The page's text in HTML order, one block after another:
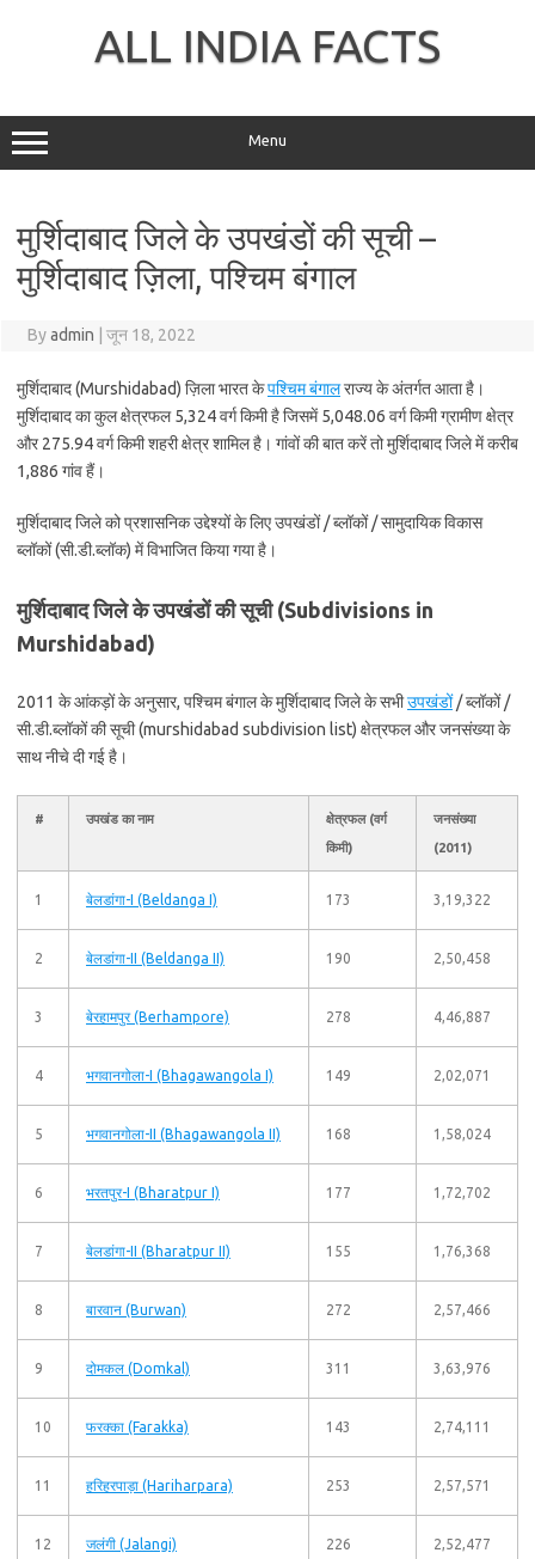
ALL INDIA FACTS
Menu
मुर्शिदाबाद जिले के उपखंडों की सूची –
मुर्शिदाबाद ज़िला, पश्चिम बंगाल
Byadmin जून 18, 2022
मुर्शिदाबाद (Murshidabad) ज़िला भारत केपश्चिम बंगालराज्य के अंतर्गत आता है।
मुर्शिदाबाद का कुल क्षेत्रफल 5,324 वर्ग किमी है जिसमें 5,048.06 वर्ग किमी ग्रामीण क्षेत्र
और 275.94 वर्ग किमी शहरी क्षेत्र शामिल है। गांवों की बात करें तो मुर्शिदाबाद जिले में करीब
1,886 गांव हैं।
मुर्शिदाबाद जिले को प्रशासनिक उद्देश्यों के लिए उपखंडों / ब्लॉकों / सामुदायिक विकास
ब्लॉकों (सी.डी.ब्लॉक) में विभाजित किया गया है।
मुर्शिदाबाद जिले के उपखंडों की सूची (Subdivisions in
Murshidabad)
2011 के आंकड़ों के अनुसार, पश्चिम बंगाल के मुर्शिदाबाद जिले के सभीउपखंडों/ ब्लॉकों /
सी.डी.ब्लॉकों की सूची (murshidabad subdivision list) क्षेत्रफल और जनसंख्या के
साथ नीचे दी गई है।
# उपखंड का नाम
क्षेत्रफल (वर्ग
किमी)
जनसंख्या
(2011)
1 बेलडांगा-I (Beldanga I) 173 3,19,322
2 बेलडांगा-II (Beldanga II) 190 2,50,458
3 बेरहामपुर (Berhampore) 278 4,46,887
4 भगवानगोला-I (Bhagawangola I) 149 2,02,071
5 भगवानगोला-II (Bhagawangola II) 168 1,58,024
6 भरतपुर-I (Bharatpur I) 177 1,72,702
7 बेलडांगा-II (Bharatpur II) 155 1,76,368
8 बारवान (Burwan) 272 2,57,466
9 दोमकल (Domkal) 311 3,63,976
10 फरक्का (Farakka) 143 2,74,111
11 हरिहरपाड़ा (Hariharpara) 253 2,57,571
12 जलंगी (Jalangi) 226 2,52,477